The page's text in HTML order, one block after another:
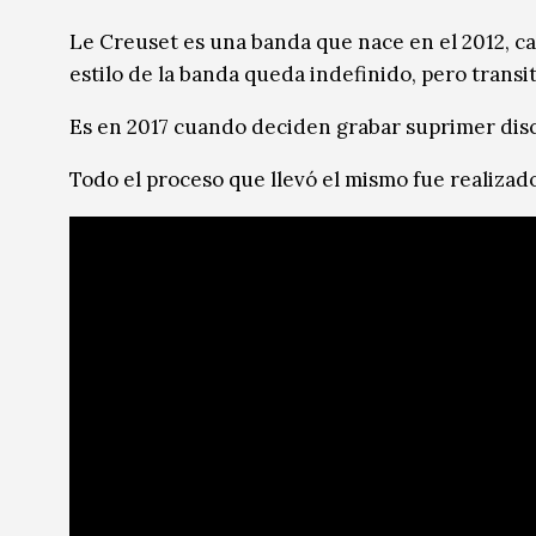
Música
Sin categoría Sin categoría
Le Creuset es una banda que nace en el 2012,
estilo de la banda queda indefinido, pero
Es en 2017 cuando deciden grabar suprimer
Todo el proceso que llevó el mismo fue